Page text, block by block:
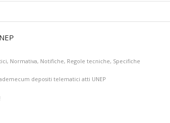
, Normativa, Notifiche, Regole tecniche, Specifiche
depositi telematici atti UNEP